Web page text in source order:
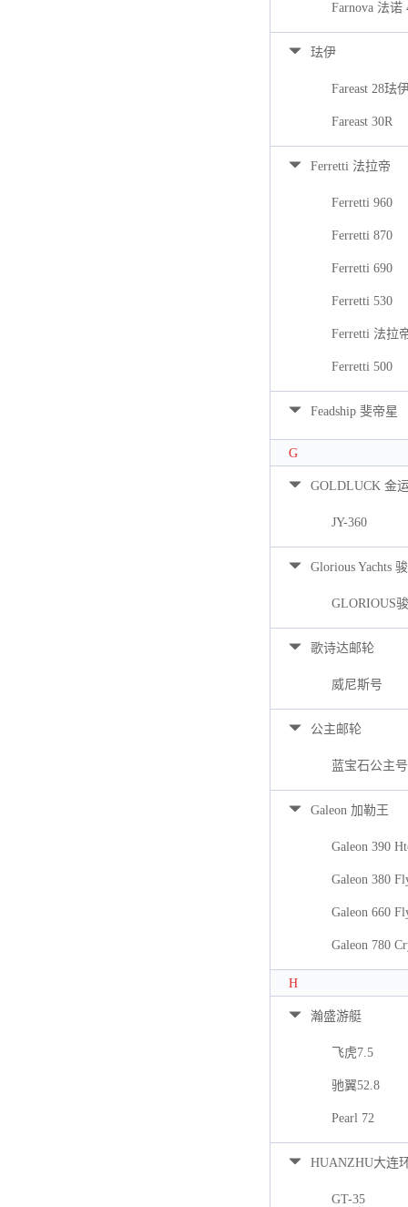
Farnova 法诺
珐伊
Fareast 28珐
Fareast 30R
Ferretti 法拉帝
Ferretti 960
Ferretti 870
Ferretti 690
Ferretti 530
Ferretti 法拉
Ferretti 500
Feadship 斐帝星
G
GOLDLUCK 金
JY-360
Glorious Yachts
GLORIOUS
歌诗达邮轮
威尼斯号
公主邮轮
蓝宝石公主号
Galeon 加勒王
Galeon 390
Galeon 380
Galeon 660
Galeon 780
H
瀚盛游艇
飞虎7.5
驰翼52.8
Pearl 72
HUANZHU大连
GT-35